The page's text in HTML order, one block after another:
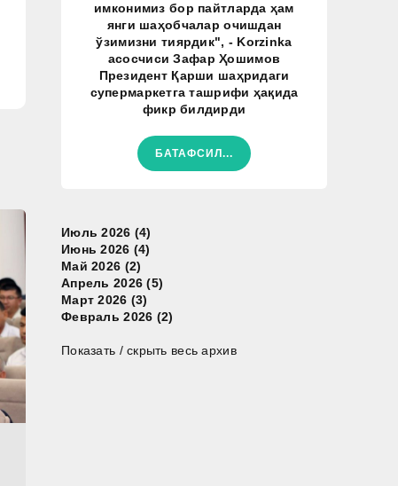
имконимиз бор пайтларда ҳам
янги шаҳобчалар очишдан
ўзимизни тиярдик", - Korzinka
асосчиси Зафар Ҳошимов
Президент Қарши шаҳридаги
супермаркетга ташрифи ҳақида
фикр билдирди
БАТАФСИЛ...
Июль 2026 (4)
Июнь 2026 (4)
Май 2026 (2)
Апрель 2026 (5)
Март 2026 (3)
Февраль 2026 (2)
Показать / скрыть весь архив